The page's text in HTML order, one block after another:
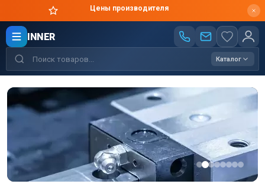
Цены производителя
INNER
Каталог